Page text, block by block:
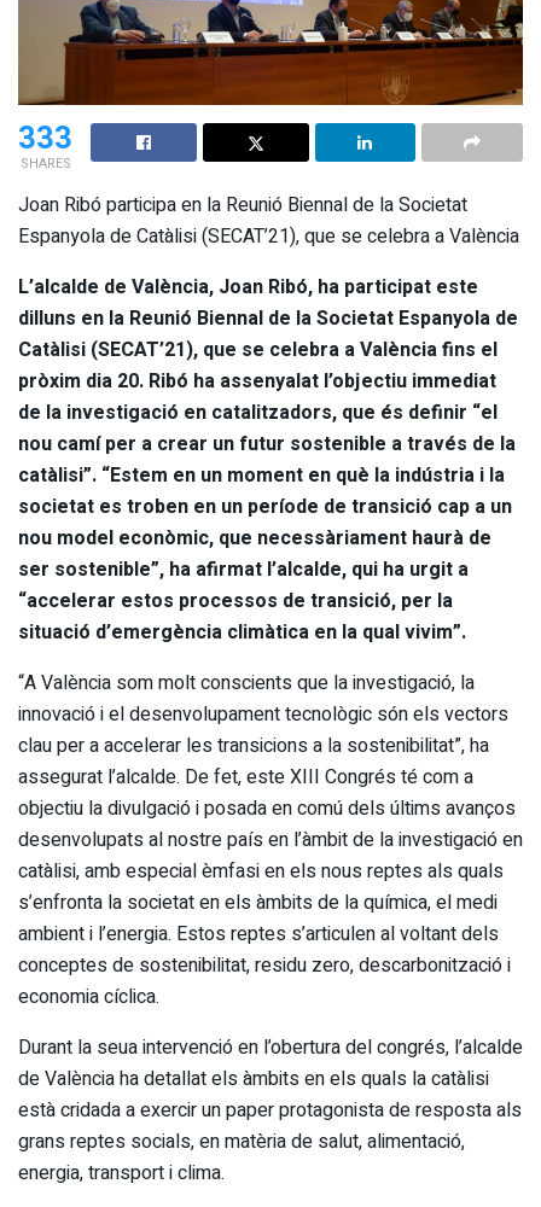
333
SHARES
Joan Ribó participa en la Reunió Biennal de la Societat
Espanyola de Catàlisi (SECAT’21), que se celebra a València
L’alcalde de València, Joan Ribó, ha participat este
dilluns en la Reunió Biennal de la Societat Espanyola de
Catàlisi (SECAT’21), que se celebra a València fins el
pròxim dia 20. Ribó ha assenyalat l’objectiu immediat
de la investigació en catalitzadors, que és definir “el
nou camí per a crear un futur sostenible a través de la
catàlisi”. “Estem en un moment en què la indústria i la
societat es troben en un període de transició cap a un
nou model econòmic, que necessàriament haurà de
ser sostenible”, ha afirmat l’alcalde, qui ha urgit a
“accelerar estos processos de transició, per la
situació d’emergència climàtica en la qual vivim”.
“A València som molt conscients que la investigació, la
innovació i el desenvolupament tecnològic són els vectors
clau per a accelerar les transicions a la sostenibilitat”, ha
assegurat l’alcalde. De fet, este XIII Congrés té com a
objectiu la divulgació i posada en comú dels últims avanços
desenvolupats al nostre país en l’àmbit de la investigació en
catàlisi, amb especial èmfasi en els nous reptes als quals
s’enfronta la societat en els àmbits de la química, el medi
ambient i l’energia. Estos reptes s’articulen al voltant dels
conceptes de sostenibilitat, residu zero, descarbonització i
economia cíclica.
Durant la seua intervenció en l’obertura del congrés, l’alcalde
de València ha detallat els àmbits en els quals la catàlisi
està cridada a exercir un paper protagonista de resposta als
grans reptes socials, en matèria de salut, alimentació,
energia, transport i clima.